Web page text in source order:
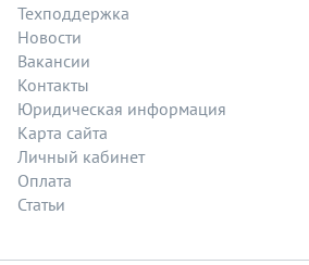
Техподдержка
Новости
Вакансии
Контакты
Юридическая информация
Карта сайта
Личный кабинет
Оплата
Статьи